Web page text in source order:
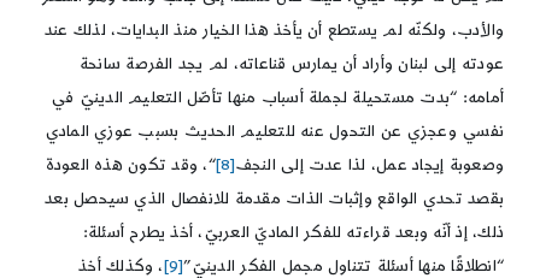
والأدب، ولكنّه لم يستطع أن يأخذ هذا الخيار منذ البدايات، لذلك عند
عودته إلى لبنان وأراد أن يمارس قناعاته، لم يجد الفرصة سانحة
أمامه: “بدت مستحيلة لجملة أسباب منها تأصّل التعليم الدينيّ في
نفسي وعجزي عن التحول عنه للتعليم الحديث بسبب عوزي المادي
وصعوبة إيجاد عمل، لذا عدت إلى النجف[8]
“، وقد تكون هذه العودة
بقصد تحدي الواقع وإثبات الذات مقدمة للانفصال الذي سيحصل بعد
ذلك، إذ أنّه وبعد قراءته للفكر الماديّ العربيّ، أخذ يطرح أسئلة:
“انطلاقًا منها أسئلة تتناول مجمل الفكر الدينيّ”[9]
، وكذلك أخذ